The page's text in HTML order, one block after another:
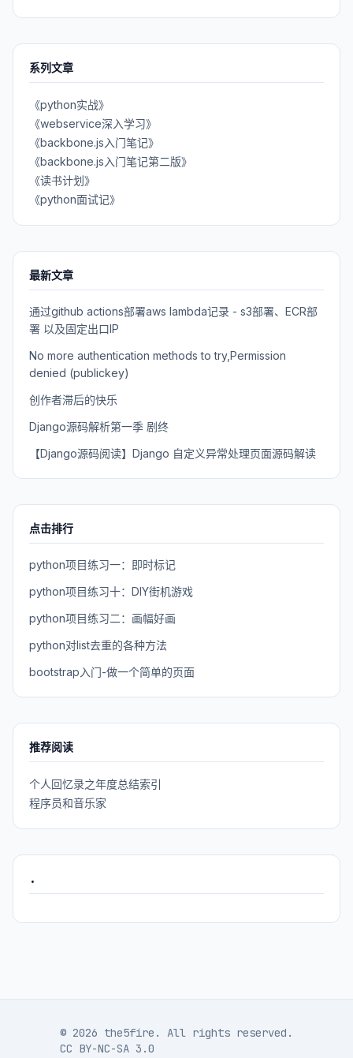
系列文章
《python实战》
《webservice深入学习》
《backbone.js入门笔记》
《backbone.js入门笔记第二版》
《读书计划》
《python面试记》
最新文章
通过github actions部署aws lambda记录 - s3部署、ECR部
署 以及固定出口IP
No more authentication methods to try,Permission
denied (publickey)
创作者滞后的快乐
Django源码解析第一季 剧终
【Django源码阅读】Django 自定义异常处理页面源码解读
点击排行
python项目练习一：即时标记
python项目练习十：DIY街机游戏
python项目练习二：画幅好画
python对list去重的各种方法
bootstrap入门-做一个简单的页面
推荐阅读
个人回忆录之年度总结索引
程序员和音乐家
.
© 2026 the5fire. All rights reserved.
CC BY-NC-SA 3.0